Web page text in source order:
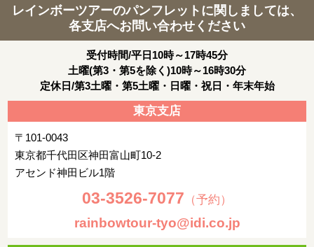
レインボーツアーのパンフレットに関しましては、
各支店へお問い合わせください
受付時間/平日10時～17時45分
土曜(第3・第5を除く)10時～16時30分
定休日/第3土曜・第5土曜・日曜・祝日・年末年始
東京支店
〒101-0043
東京都千代田区神田富山町10-2
アセンド神田ビル1階
03-3526-7077 （予約）
rainbowtour-tyo@idi.co.jp